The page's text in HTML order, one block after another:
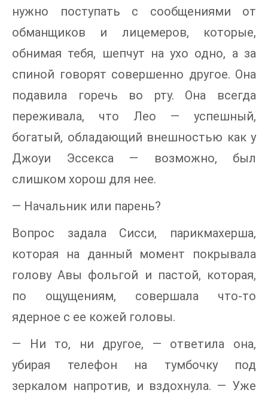
нужно поступать с сообщениями от
обманщиков и лицемеров, которые,
обнимая тебя, шепчут на ухо одно, а за
спиной говорят совершенно другое. Она
подавила горечь во рту. Она всегда
переживала, что Лео — успешный,
богатый, обладающий внешностью как у
Джоуи Эссекса — возможно, был
слишком хорош для нее.
— Начальник или парень?
Вопрос задала Сисси, парикмахерша,
которая на данный момент покрывала
голову Авы фольгой и пастой, которая,
по ощущениям, совершала что-то
ядерное с ее кожей головы.
— Ни то, ни другое, — ответила она,
убирая телефон на тумбочку под
зеркалом напротив, и вздохнула. — Уже